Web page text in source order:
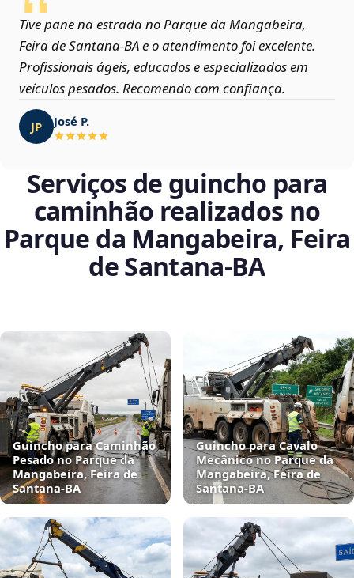
Tive pane na estrada no Parque da Mangabeira,
Feira de Santana‑BA e o atendimento foi excelente.
Profissionais ágeis, educados e especializados em
veículos pesados. Recomendo com confiança.
JP José P.
Serviços de guincho para
caminhão realizados no
Parque da Mangabeira, Feira
de Santana‑BA
Guincho para Caminhão
Pesado no Parque da
Mangabeira, Feira de
Santana‑BA
Guincho para Cavalo
Mecânico no Parque da
Mangabeira, Feira de
Santana‑BA